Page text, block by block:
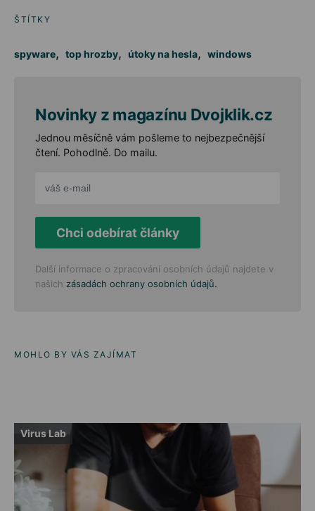
ŠTÍTKY
spyware, top hrozby, útoky na hesla, windows
Novinky z magazínu Dvojklik.cz
Jednou měsíčně vám pošleme to nejbezpečnější
čtení. Pohodlně. Do mailu.
Chci odebírat články
Další informace o zpracování osobních údajů najdete v
našich zásadách ochrany osobních údajů.
MOHLO BY VÁS ZAJÍMAT
Virus Lab